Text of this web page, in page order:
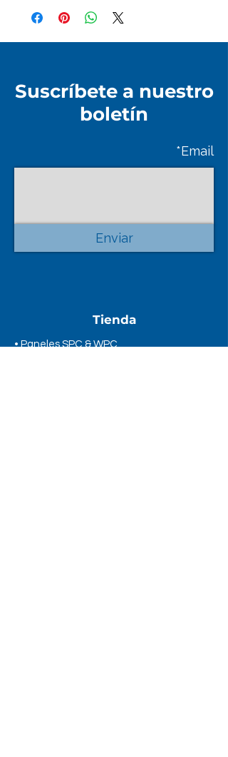
Suscríbete a nuestro
boletín
Email*
Enviar
Tienda
• Paneles SPC & WPC